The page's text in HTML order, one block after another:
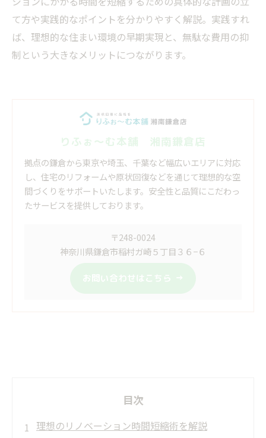
て方や実践的なポイントを分かりやすく解説。実践すれ
ば、理想的な住まい環境の早期実現と、無駄な費用の抑
制という大きなメリットにつながります。
りふぉ～む本舗 湘南鎌倉店
拠点の鎌倉から東京や埼玉、千葉など幅広いエリアに対応
し、住宅のリフォームや原状回復などを通じて理想的な空
間づくりをサポートいたします。安全性と品質にこだわっ
たサービスを提供しております。
〒248-0024
神奈川県鎌倉市稲村ガ崎５丁目３６−６
お問い合わせはこちら
目次
理想のリノベーション時間短縮術を解説